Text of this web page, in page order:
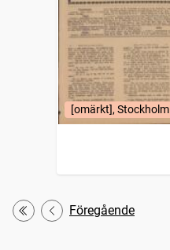
[omärkt], Stockholm
Första
Föregående